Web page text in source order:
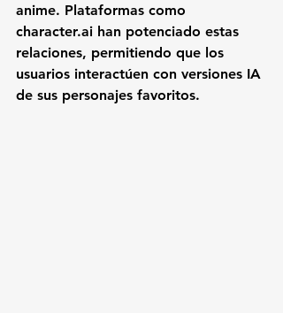
anime. Plataformas como
character.ai han potenciado estas
relaciones, permitiendo que los
usuarios interactúen con versiones IA
de sus personajes favoritos.